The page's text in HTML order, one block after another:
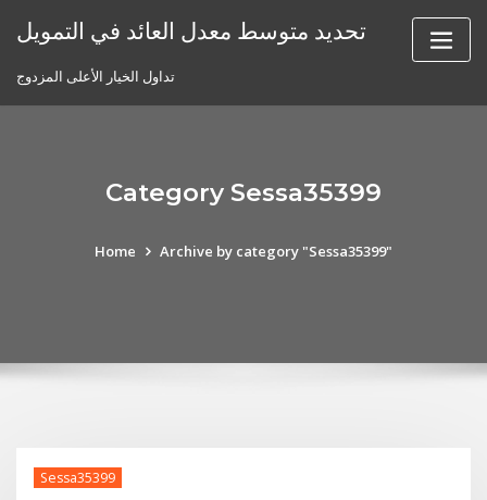
تحديد متوسط ​​معدل العائد في التمويل
تداول الخيار الأعلى المزدوج
Category Sessa35399
Home Archive by category "Sessa35399"
Sessa35399